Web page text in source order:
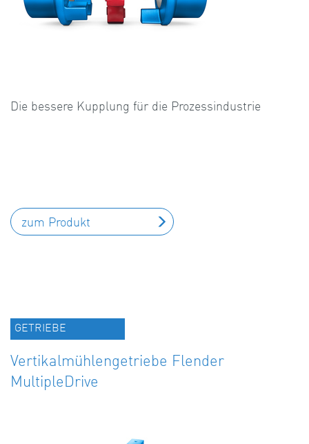
Die bessere Kupplung für die Prozessindustrie
zum Produkt
GETRIEBE
Vertikalmühlengetriebe Flender
MultipleDrive